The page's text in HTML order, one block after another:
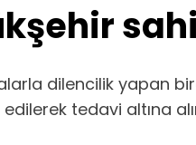
dilencilik yapan
tedavi altına